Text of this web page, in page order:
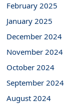
February 2025
January 2025
December 2024
November 2024
October 2024
September 2024
August 2024